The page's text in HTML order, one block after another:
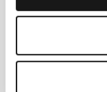
Если в параметр
программно в
Либо же